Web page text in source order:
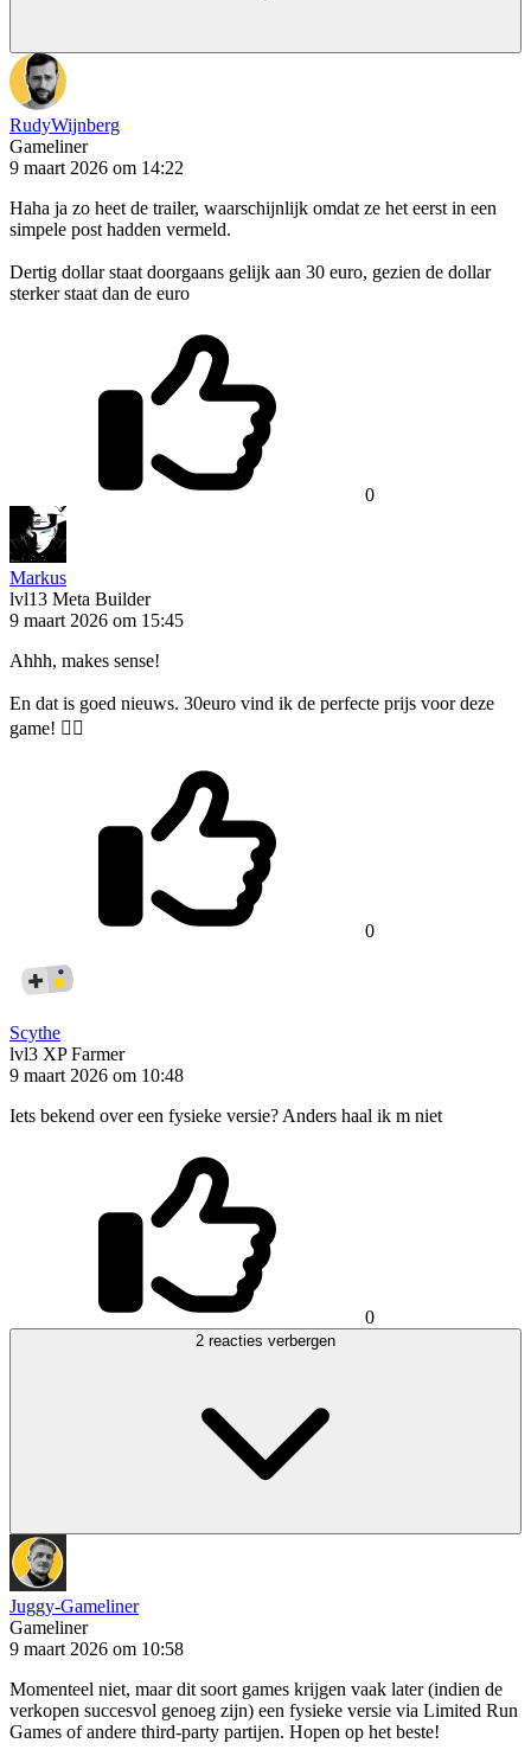
RudyWijnberg
Gameliner
9 maart 2026 om 14:22
Haha ja zo heet de trailer, waarschijnlijk omdat ze het eerst in een
simpele post hadden vermeld.
Dertig dollar staat doorgaans gelijk aan 30 euro, gezien de dollar
sterker staat dan de euro
0
Markus
lvl13 Meta Builder
9 maart 2026 om 15:45
Ahhh, makes sense!
En dat is goed nieuws. 30euro vind ik de perfecte prijs voor deze
game! 👌🏻
0
Scythe
lvl3 XP Farmer
9 maart 2026 om 10:48
Iets bekend over een fysieke versie? Anders haal ik m niet
0
2 reacties verbergen
Juggy-Gameliner
Gameliner
9 maart 2026 om 10:58
Momenteel niet, maar dit soort games krijgen vaak later (indien de
verkopen succesvol genoeg zijn) een fysieke versie via Limited Run
Games of andere third-party partijen. Hopen op het beste!